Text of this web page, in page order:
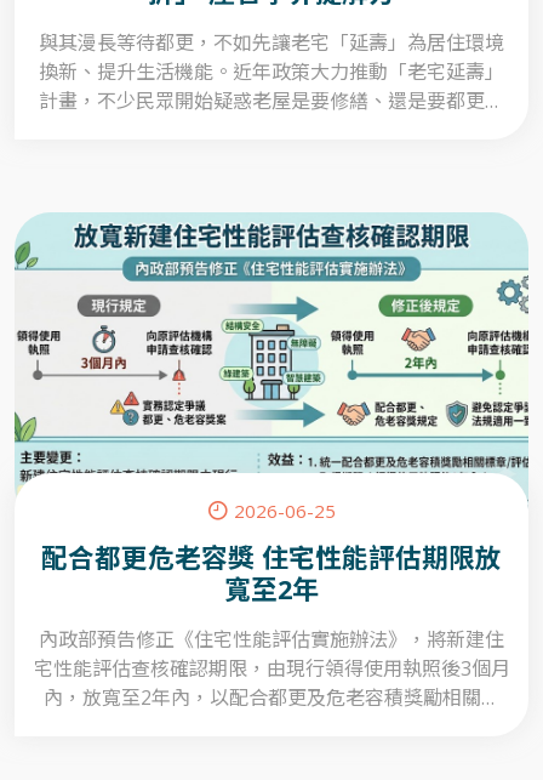
與其漫長等待都更，不如先讓老宅「延壽」為居住環境
換新、提升生活機能。近年政策大力推動「老宅延壽」
計畫，不少民眾開始疑惑老屋是要修繕、還是要都更重
通橋梁與互信基礎，再進一步討論都更反倒更能得心應
手。
2026-06-25
配合都更危老容獎 住宅性能評估期限放
寬至2年
內政部預告修正《住宅性能評估實施辦法》，將新建住
宅性能評估查核確認期限，由現行領得使用執照後3個月
內，放寬至2年內，以配合都更及危老容積獎勵相關規